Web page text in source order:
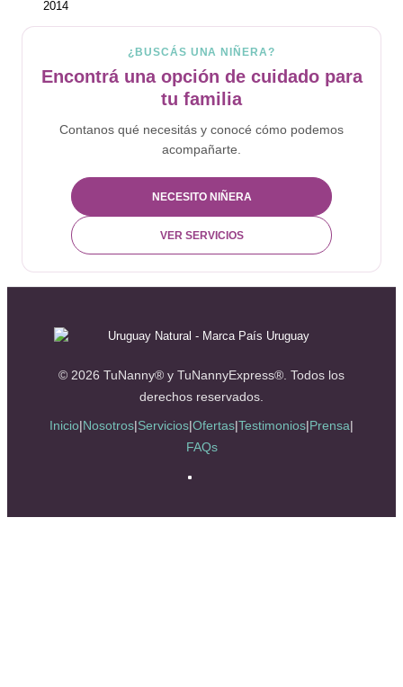
2014
¿BUSCÁS UNA NIÑERA?
Encontrá una opción de cuidado para
tu familia
Contanos qué necesitás y conocé cómo podemos
acompañarte.
NECESITO NIÑERA
VER SERVICIOS
© 2026 TuNanny® y TuNannyExpress®. Todos los
derechos reservados.
Inicio|Nosotros|Servicios|Ofertas|Testimonios|Prensa|
FAQs